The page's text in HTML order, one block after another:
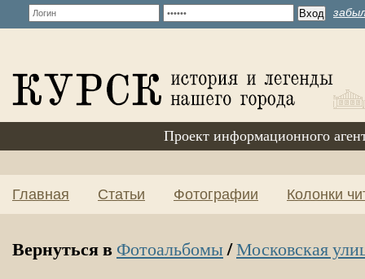
Проект информационного
Главная Статьи Фотографии Колонки
Вернуться в Фотоальбомы/Московская